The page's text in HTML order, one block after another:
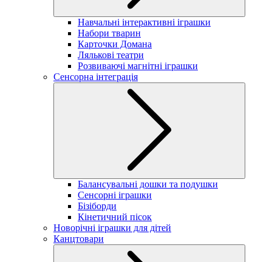
Навчальні інтерактивні іграшки
Набори тварин
Карточки Домана
Лялькові театри
Розвиваючі магнітні іграшки
Сенсорна інтеграція
Балансувальні дошки та подушки
Сенсорні іграшки
Бізіборди
Кінетичний пісок
Новорічні іграшки для дітей
Канцтовари